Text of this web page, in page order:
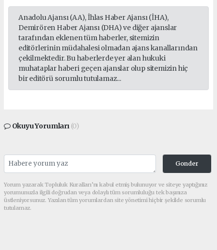
Anadolu Ajansı (AA), İhlas Haber Ajansı (İHA),
Demirören Haber Ajansı (DHA) ve diğer ajanslar
tarafından eklenen tüm haberler, sitemizin
editörlerinin müdahalesi olmadan ajans kanallarından
çekilmektedir. Bu haberlerde yer alan hukuki
muhataplar haberi geçen ajanslar olup sitemizin hiç
bir editörü sorumlu tutulamaz...
Okuyu Yorumları (0)
Gonder
Yorum yazarak Topluluk Kuralları’nı kabul etmiş bulunuyor ve siteye yaptığınız
yorumunuzla ilgili doğrudan veya dolaylı tüm sorumluluğu tek başınıza
üstleniyorsunuz. Yazılan tüm yorumlardan site yönetimi hiçbir şekilde sorumlu
tutulamaz.